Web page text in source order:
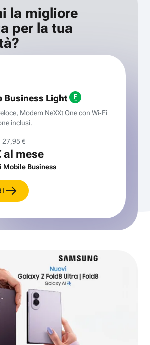
la migliore
per la tua
Business Light
Modem NeXXt One con Wi‑Fi
inclusi.
27,95 €
al mese
Mobile Business